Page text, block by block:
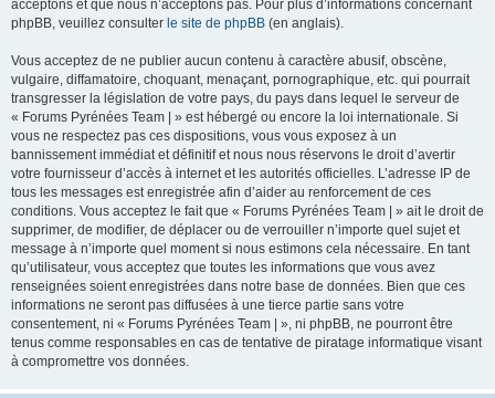
acceptons et que nous n’acceptons pas. Pour plus d’informations concernant
phpBB, veuillez consulter le site de phpBB (en anglais).
Vous acceptez de ne publier aucun contenu à caractère abusif, obscène,
vulgaire, diffamatoire, choquant, menaçant, pornographique, etc. qui pourrait
transgresser la législation de votre pays, du pays dans lequel le serveur de
« Forums Pyrénées Team | » est hébergé ou encore la loi internationale. Si
vous ne respectez pas ces dispositions, vous vous exposez à un
bannissement immédiat et définitif et nous nous réservons le droit d’avertir
votre fournisseur d’accès à internet et les autorités officielles. L’adresse IP de
tous les messages est enregistrée afin d’aider au renforcement de ces
conditions. Vous acceptez le fait que « Forums Pyrénées Team | » ait le droit de
supprimer, de modifier, de déplacer ou de verrouiller n’importe quel sujet et
message à n’importe quel moment si nous estimons cela nécessaire. En tant
qu’utilisateur, vous acceptez que toutes les informations que vous avez
renseignées soient enregistrées dans notre base de données. Bien que ces
informations ne seront pas diffusées à une tierce partie sans votre
consentement, ni « Forums Pyrénées Team | », ni phpBB, ne pourront être
tenus comme responsables en cas de tentative de piratage informatique visant
à compromettre vos données.